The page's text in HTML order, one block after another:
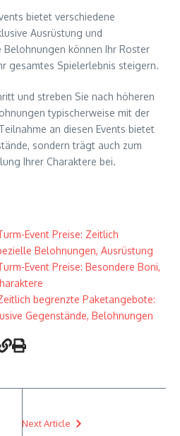
bietet verschiedene
Ausrüstung und
können Ihr Roster
gesamtes Spielerlebnis steigern.
und streben Sie nach höheren
typischerweise mit der
an diesen Events bietet
sondern trägt auch zum
Ihrer Charaktere bei.
Event Preise: Zeitlich
Belohnungen, Ausrüstung
Event Preise: Besondere Boni,
begrenzte Paketangebote:
Gegenstände, Belohnungen
Next Article